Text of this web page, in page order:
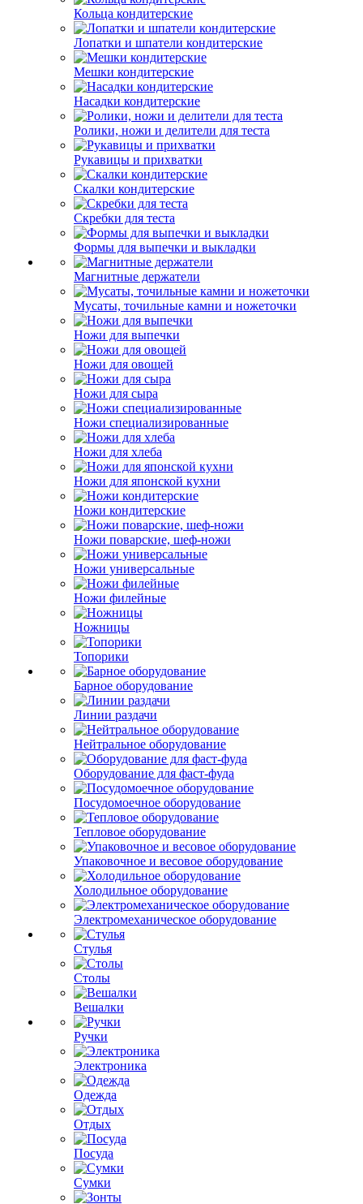
Кольца кондитерские
Лопатки и шпатели кондитерские
Мешки кондитерские
Насадки кондитерские
Ролики, ножи и делители для теста
Рукавицы и прихватки
Скалки кондитерские
Скребки для теста
Формы для выпечки и выкладки
Магнитные держатели
Мусаты, точильные камни и ножеточки
Ножи для выпечки
Ножи для овощей
Ножи для сыра
Ножи специализированные
Ножи для хлеба
Ножи для японской кухни
Ножи кондитерские
Ножи поварские, шеф-ножи
Ножи универсальные
Ножи филейные
Ножницы
Топорики
Барное оборудование
Линии раздачи
Нейтральное оборудование
Оборудование для фаст-фуда
Посудомоечное оборудование
Тепловое оборудование
Упаковочное и весовое оборудование
Холодильное оборудование
Электромеханическое оборудование
Стулья
Столы
Вешалки
Ручки
Электроника
Одежда
Отдых
Посуда
Сумки